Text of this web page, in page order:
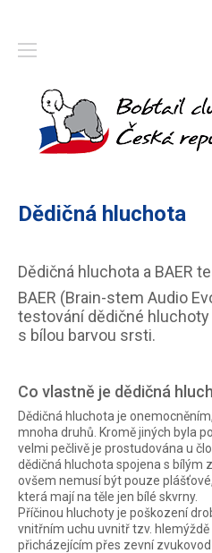
Dědičná hluchota
Dědičná hluchota a BAER
BAER (Brain-stem Audio
testování dědičné
s bílou barvou srsti.
Co vlastně je dědičná
Dědičná hluchota je
mnoha druhů. Kromě jiných byla
velmi pečlivě je prostudována u
dědičná hluchota spojena s bílým
ovšem nemusí být pouze
která mají na těle jen bílé skvrny.
Příčinou hluchoty je poškození
vnitřním uchu uvnitř tzv.
přicházejícím přes zevní